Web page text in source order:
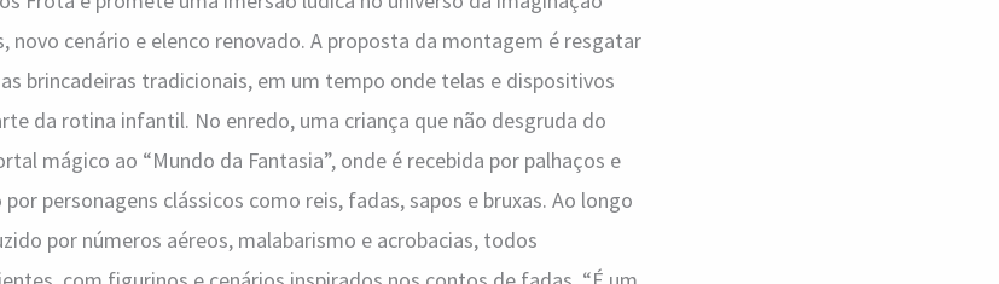
novo cenário e elenco renovado. A proposta da montagem é resgatar
brincadeiras tradicionais, em um tempo onde telas e dispositivos
da rotina infantil. No enredo, uma criança que não desgruda do
mágico ao “Mundo da Fantasia”, onde é recebida por palhaços e
personagens clássicos como reis, fadas, sapos e bruxas. Ao longo
por números aéreos, malabarismo e acrobacias, todos